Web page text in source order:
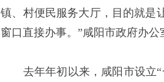
镇、村便民服务大厅，目的就是
窗口直接办事。”咸阳市政府办
去年年初以来，咸阳市设立“